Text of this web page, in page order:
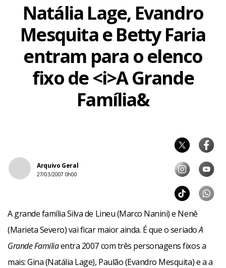
Natália Lage, Evandro
Mesquita e Betty Faria
entram para o elenco
fixo de <i>A Grande
Família&
Arquivo Geral
27/03/2007 0h00
A grande família Silva de Lineu (Marco Nanini) e Nenê
(Marieta Severo) vai ficar maior ainda. É que o seriadoA
Grande Famíliaentra 2007 com três personagens fixos a
mais: Gina (Natália Lage), Paulão (Evandro Mesquita) e a a